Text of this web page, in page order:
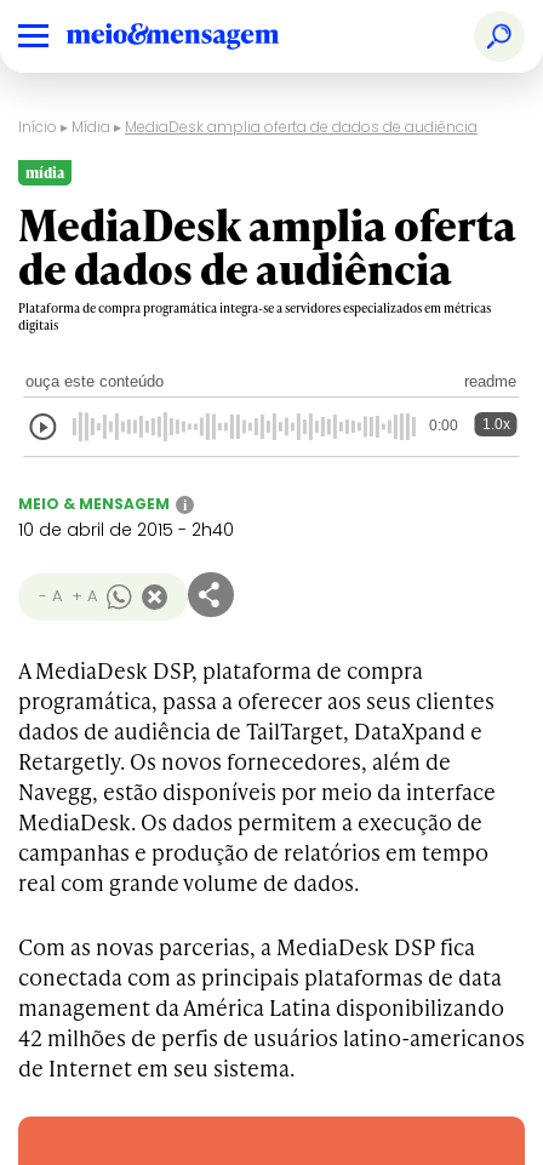
Início ▸ Mídia ▸ MediaDesk amplia oferta de dados de audiência
mídia
MediaDesk amplia oferta
de dados de audiência
Plataforma de compra programática integra-se a servidores especializados em métricas
digitais
ouça este conteúdo readme
0:00 1.0x
MEIO & MENSAGEM i
10 de abril de 2015 - 2h40
- A + A
A MediaDesk DSP, plataforma de compra
programática, passa a oferecer aos seus clientes
dados de audiência de TailTarget, DataXpand e
Retargetly. Os novos fornecedores, além de
Navegg, estão disponíveis por meio da interface
MediaDesk. Os dados permitem a execução de
campanhas e produção de relatórios em tempo
real com grande volume de dados.
Com as novas parcerias, a MediaDesk DSP fica
conectada com as principais plataformas de data
management da América Latina disponibilizando
42 milhões de perfis de usuários latino-americanos
de Internet em seu sistema.